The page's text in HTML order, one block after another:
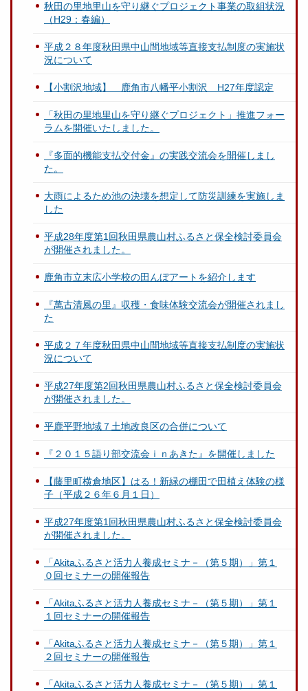
秋田の里地里山を守り継ぐプロジェクト事業の取組状況
（H29：春編）
平成２８年度秋田県中山間地域等直接支払制度の実施状
況について
【小割沢地域】 鹿角市八幡平小割沢 H27年度認定
「秋田の里地里山を守り継ぐプロジェクト」推進フォー
ラムを開催いたしました。
『多面的機能支払交付金』の実践交流会を開催しまし
た。
大雨によるため池の決壊を想定して防災訓練を実施しま
した
平成28年度第1回秋田県農山村ふるさと保全検討委員会
が開催されました。
鹿角市立末広小学校の田んぼアートを紹介します
『萬古清風の里』収穫・食味体験交流会が開催されまし
た
平成２７年度秋田県中山間地域等直接支払制度の実施状
況について
平成27年度第2回秋田県農山村ふるさと保全検討委員会
が開催されました。
平鹿平野地域７土地改良区の合併について
『２０１５語り部交流会ｉｎあきた』を開催しました
【藤里町横倉地区】はる！新緑の棚田で田植え体験の様
子（平成２６年６月１日）
平成27年度第1回秋田県農山村ふるさと保全検討委員会
が開催されました。
「Akitaふるさと活力人養成セミナ－（第５期）」第１
０回セミナーの開催報告
「Akitaふるさと活力人養成セミナ－（第５期）」第１
１回セミナーの開催報告
「Akitaふるさと活力人養成セミナ－（第５期）」第１
２回セミナーの開催報告
「Akitaふるさと活力人養成セミナ－（第５期）」第１